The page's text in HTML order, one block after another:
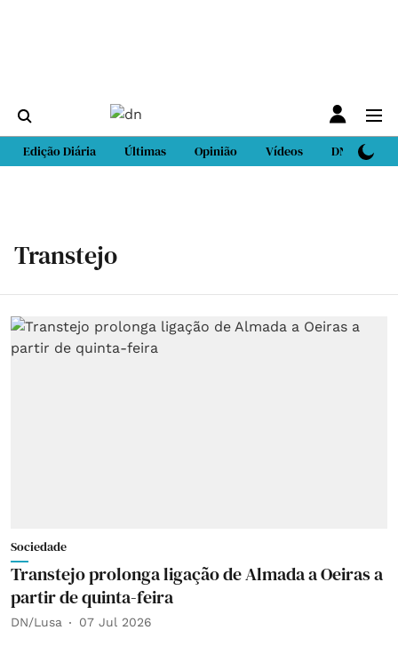
Edição Diária Últimas Opinião Vídeos DN Sport
Transtejo
Sociedade
Transtejo prolonga ligação de Almada a Oeiras a
partir de quinta-feira
DN/Lusa 07 Jul 2026